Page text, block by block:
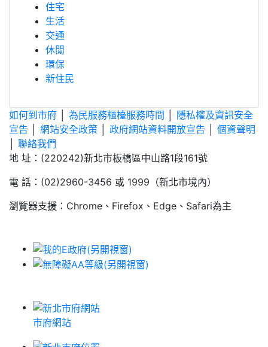
住宅
生活
交通
休閒
環保
新住民
如何到市府 為民服務櫃檯服務時間
隱私權及資訊安全
宣告
網站安全政策 政府網站資料開放宣告
個資聲明
聯絡我們
地 址：(220242)新北市板橋區中山路1段161號
電 話：(02)2960-3456 或 1999（新北市境內）
瀏覽器支援：Chrome、Firefox、Edge、Safari為主
市府網站